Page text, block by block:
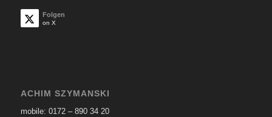
Folgen
on X
ACHIM SZYMANSKI
mobile: 0172 – 890 34 20